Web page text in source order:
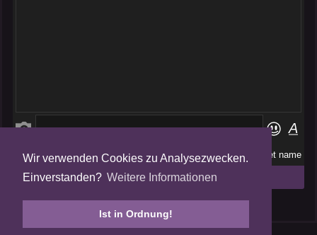
Wir verwenden Cookies zu Analysezwecken.
Einverstanden? Weitere Informationen
Ist in Ordnung!
Folge uns auf
Tweets by AmalgamFansubs